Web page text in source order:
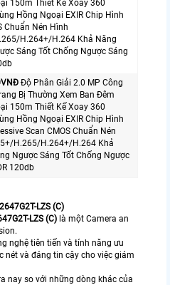
150m Thiết Kế Xoay 360
Hồng Ngoại EXIR Chip Hình
Chuẩn Nén Hình
H.264+/H.264 Khả Năng
Sáng Tốt Chống Ngược Sáng
Độ Phân Giải 2.0 MP Công
Bị Thường Xem Ban Đêm
150m Thiết Kế Xoay 360
Hồng Ngoại EXIR Chip Hình
Scan CMOS Chuẩn Nén
H.265/H.264+/H.264 Khả
Ngược Sáng Tốt Chống Ngược
120db
LZS (C)
LZS (C) là một Camera an
nghệ tiên tiến và tính năng ưu
nét và đáng tin cậy cho việc giám
nay so với những dòng khác của